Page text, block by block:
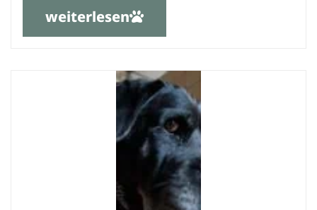
weiterlesen